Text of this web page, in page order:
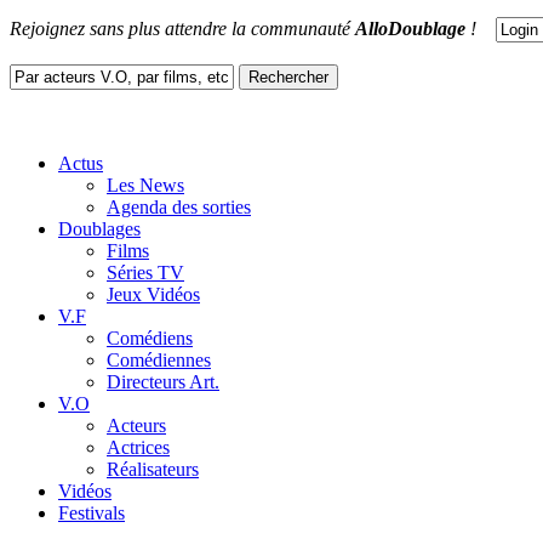
Rejoignez sans plus attendre la communautéAlloDoublage !
Actus
Les News
Agenda des sorties
Doublages
Films
Séries TV
Jeux Vidéos
V.F
Comédiens
Comédiennes
Directeurs Art.
V.O
Acteurs
Actrices
Réalisateurs
Vidéos
Festivals